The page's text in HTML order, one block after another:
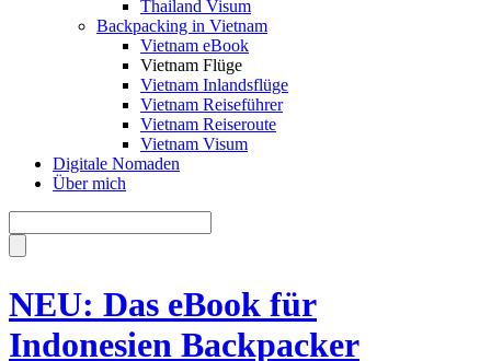
Thailand Visum
Backpacking in Vietnam
Vietnam eBook
Vietnam Flüge
Vietnam Inlandsflüge
Vietnam Reiseführer
Vietnam Reiseroute
Vietnam Visum
Digitale Nomaden
Über mich
NEU: Das eBook für
Indonesien Backpacker